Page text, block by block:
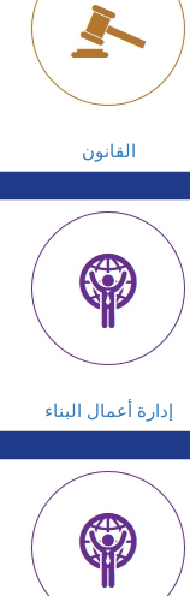
القانون
إدارة أعمال البناء